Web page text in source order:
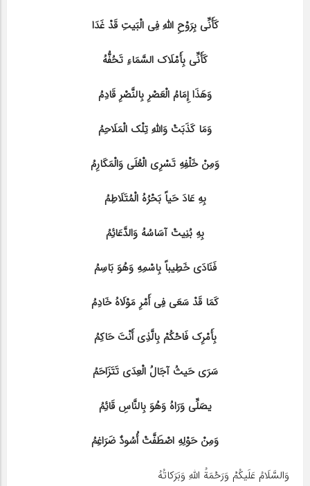
کَأَنِّی بِرَوْحِ اللهِ فِی الْبَیتِ قَدْ غَدَا
کَأَنِّی بِأَمْلَاک السَّمَاءِ تَحُفُّهُ
وَهَذَا إِمَامُ الْعَصْرِ بِالنَّصْرِ قَادِمُ
وَمَا کَذَبَتْ وَاللهِ تِلْک الْمَلَاحِمُ
وَمِنْ خَلْفِهِ تَسْرِی الْعُلَی وَالْمَکَارِمُ
بِهِ عَادَ حَیاً بَحْرُهُ الْمُتَلَاطِمُ
بِهِ بُنِیتْ آسَاسُهُ وَالدَّعَائِمُ
فَنَادَی خَطِیباً بِاسْمِهِ وَهُوَ بَاسِمُ
کَمَا قَدْ سَعَی فِی أَمْرِ مَوْلَاهُ خَادِمُ
بِأَمْرِک فَاحْکُمْ بِالَّذِی أَنْتَ حَاکِمُ
سَرَی حَیثُ آجَالُ الْعِدَی تَتَزَاحَمُ
یصَلِّی وَرَاهُ وَهُوَ بِالنَّاسِ قَائِمُ
وَمِنْ حَوْلِهِ اصْطَفَّتْ أُسُودٌ ضَرَاغِمُ
وَالسَّلَامُ عَلَیکُمْ وَرَحْمَةُ اللّهِ وَبَرَکاتُهُ